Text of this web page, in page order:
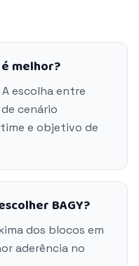
melhor?
escolha entre
cenário
e objetivo de
BAGY?
dos blocos em
aderência no